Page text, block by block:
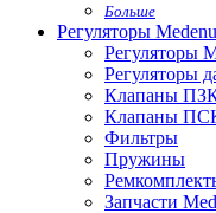
Больше
Регуляторы
Регуляторы
Регуляторы
Клапаны
Клапаны
Фильтры
Пружины
Запчасти